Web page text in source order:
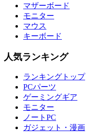
マザーボード
モニター
マウス
キーボード
人気ランキング
ランキングトップ
PCパーツ
ゲーミングギア
モニター
ノートPC
ガジェット・漫画